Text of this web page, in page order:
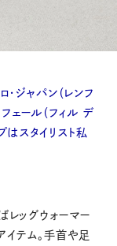
ジャパン（レンフ
ェール（フィル デ
はスタイリスト私
レッグウォーマー
イテム。手首や足